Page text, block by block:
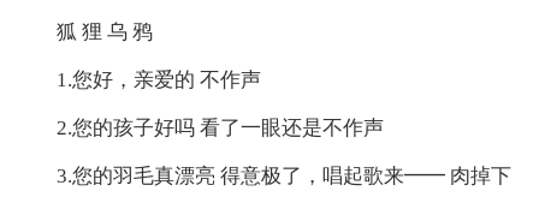
狐 狸 乌 鸦
1.您好，亲爱的 不作声
2.您的孩子好吗 看了一眼还是不作声
3.您的羽毛真漂亮 得意极了，唱起歌来━━ 肉掉下